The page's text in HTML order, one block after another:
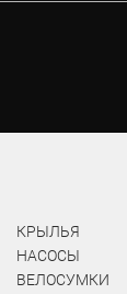
КРЫЛЬЯ
НАСОСЫ
ВЕЛОСУМКИ